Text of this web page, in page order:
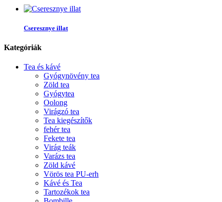
Cseresznye illat
Kategóriák
Tea és kávé
Gyógynövény tea
Zöld tea
Gyógytea
Oolong
Virágzó tea
Tea kiegészítők
fehér tea
Fekete tea
Virág teák
Varázs tea
Zöld kávé
Vörös tea PU-erh
Kávé és Tea
Tartozékok tea